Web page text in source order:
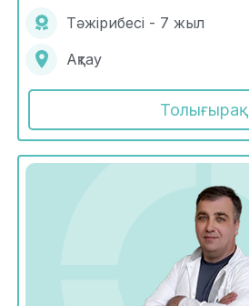
Тәжірибесі - 7 жыл
Ақтау
Толығырақ